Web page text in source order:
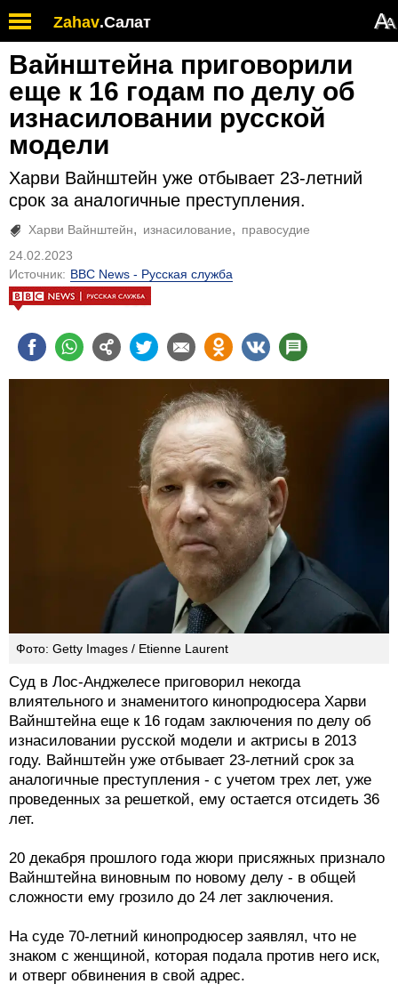
Zahav.Салат АА
Вайнштейна приговорили
еще к 16 годам по делу об
изнасиловании русской
модели
Харви Вайнштейн уже отбывает 23-летний
срок за аналогичные преступления.
Харви Вайнштейн изнасилование
правосудие
24.02.2023
Источник: BBC News - Русская служба
Фото: Getty Images / Etienne Laurent
Суд в Лос-Анджелесе приговорил некогда
влиятельного и знаменитого кинопродюсера Харви
Вайнштейна еще к 16 годам заключения по делу об
изнасиловании русской модели и актрисы в 2013
году. Вайнштейн уже отбывает 23-летний срок за
аналогичные преступления - с учетом трех лет, уже
проведенных за решеткой, ему остается отсидеть 36
лет.
20 декабря прошлого года жюри присяжных признало
Вайнштейна виновным по новому делу - в общей
сложности ему грозило до 24 лет заключения.
На суде 70-летний кинопродюсер заявлял, что не
знаком с женщиной, которая подала против него иск,
и отверг обвинения в свой адрес.